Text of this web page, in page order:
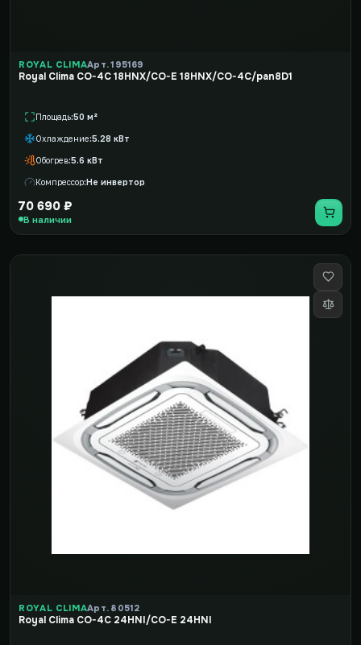
ROYAL CLIMAАрт. 195169
Royal Clima CO-4C 18HNX/CO-E 18HNX/CO-4C/pan8D1
Площадь 50 м²
Охлаждение 5.28 кВт
Обогрев 5.6 кВт
Компрессор Не инвертор
70 690 ₽
В наличии
ROYAL CLIMAАрт. 80512
Royal Clima CO-4C 24HNI/CO-E 24HNI